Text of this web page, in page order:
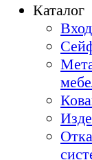
Каталог